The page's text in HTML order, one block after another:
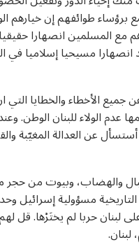
طوائفهم إن خيارهم
المسلمين انصهارا حقيقيا
انصهارا مسيحيا إسلاميا
جميع الأخطاء والخطايا
عدم الولاء للبنان الوطن.
عن العدالة المغيّبة
والهضاب، وبيوت من حجر
مسؤولية إسرائيل
على لبنان حربا لم يختَرْها.